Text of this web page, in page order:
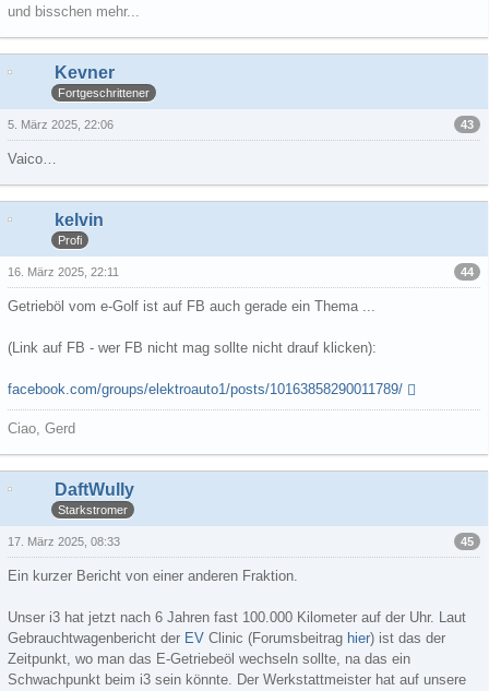
und bisschen mehr...
Kevner
Fortgeschrittener
43
5. März 2025, 22:06
Vaico…
kelvin
Profi
44
16. März 2025, 22:11
Getrieböl vom e-Golf ist auf FB auch gerade ein Thema ...
(Link auf FB - wer FB nicht mag sollte nicht drauf klicken):
facebook.com/groups/elektroauto1/posts/10163858290011789/
Ciao, Gerd
DaftWully
Starkstromer
45
17. März 2025, 08:33
Ein kurzer Bericht von einer anderen Fraktion.
Unser i3 hat jetzt nach 6 Jahren fast 100.000 Kilometer auf der Uhr. Laut
Gebrauchtwagenbericht der EV Clinic (Forumsbeitrag hier) ist das der
Zeitpunkt, wo man das E-Getriebeöl wechseln sollte, na das ein
Schwachpunkt beim i3 sein könnte. Der Werkstattmeister hat auf unsere